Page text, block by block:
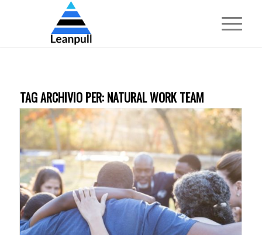
TAG ARCHIVIO PER: NATURAL WORK TEAM